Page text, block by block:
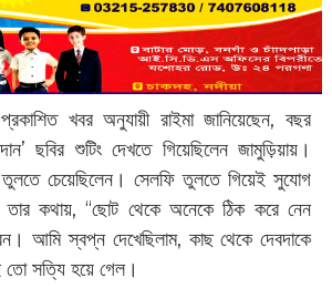
প্রকাশিত খবর অনুযায়ী রাইমা জানিয়েছেন, বছর
ছবির শুটিং দেখতে গিয়েছিলেন জামুড়িয়ায়।
তুলতে চেয়েছিলেন। সেলফি তুলতে গিয়েই সুযোগ
কথায়, ‘‘ছোট থেকে অনেকে ঠিক করে নেন
আমি স্বপ্ন দেখেছিলাম, কাছ থেকে দেবদাকে
তো সত্যি হয়ে গেল।